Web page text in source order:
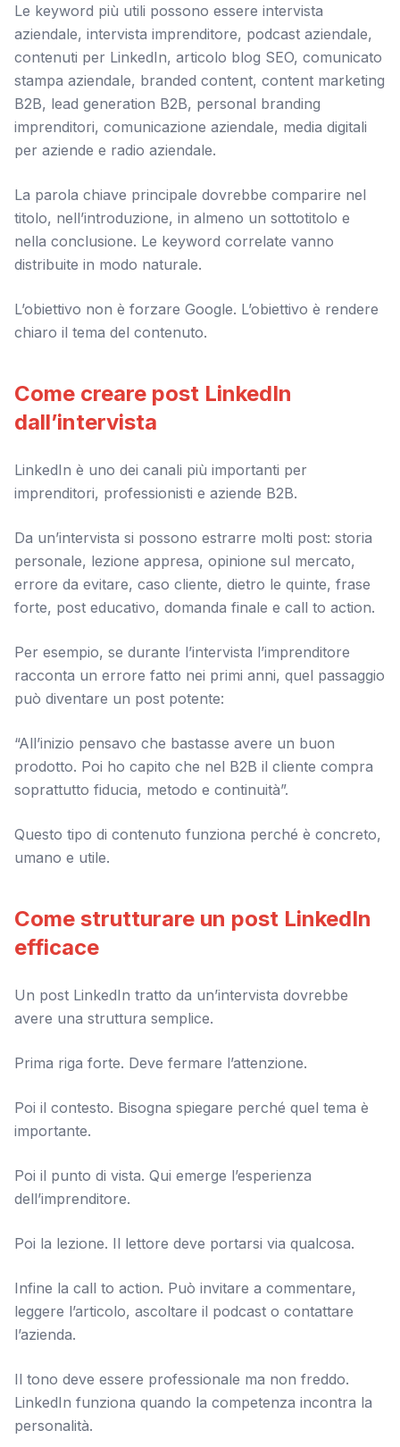
Le keyword più utili possono essere intervista
aziendale, intervista imprenditore, podcast aziendale,
contenuti per LinkedIn, articolo blog SEO, comunicato
stampa aziendale, branded content, content marketing
B2B, lead generation B2B, personal branding
imprenditori, comunicazione aziendale, media digitali
per aziende e radio aziendale.
La parola chiave principale dovrebbe comparire nel
titolo, nell’introduzione, in almeno un sottotitolo e
nella conclusione. Le keyword correlate vanno
distribuite in modo naturale.
L’obiettivo non è forzare Google. L’obiettivo è rendere
chiaro il tema del contenuto.
Come creare post LinkedIn
dall’intervista
LinkedIn è uno dei canali più importanti per
imprenditori, professionisti e aziende B2B.
Da un’intervista si possono estrarre molti post: storia
personale, lezione appresa, opinione sul mercato,
errore da evitare, caso cliente, dietro le quinte, frase
forte, post educativo, domanda finale e call to action.
Per esempio, se durante l’intervista l’imprenditore
racconta un errore fatto nei primi anni, quel passaggio
può diventare un post potente:
“All’inizio pensavo che bastasse avere un buon
prodotto. Poi ho capito che nel B2B il cliente compra
soprattutto fiducia, metodo e continuità”.
Questo tipo di contenuto funziona perché è concreto,
umano e utile.
Come strutturare un post LinkedIn
efficace
Un post LinkedIn tratto da un’intervista dovrebbe
avere una struttura semplice.
Prima riga forte. Deve fermare l’attenzione.
Poi il contesto. Bisogna spiegare perché quel tema è
importante.
Poi il punto di vista. Qui emerge l’esperienza
dell’imprenditore.
Poi la lezione. Il lettore deve portarsi via qualcosa.
Infine la call to action. Può invitare a commentare,
leggere l’articolo, ascoltare il podcast o contattare
l’azienda.
Il tono deve essere professionale ma non freddo.
LinkedIn funziona quando la competenza incontra la
personalità.